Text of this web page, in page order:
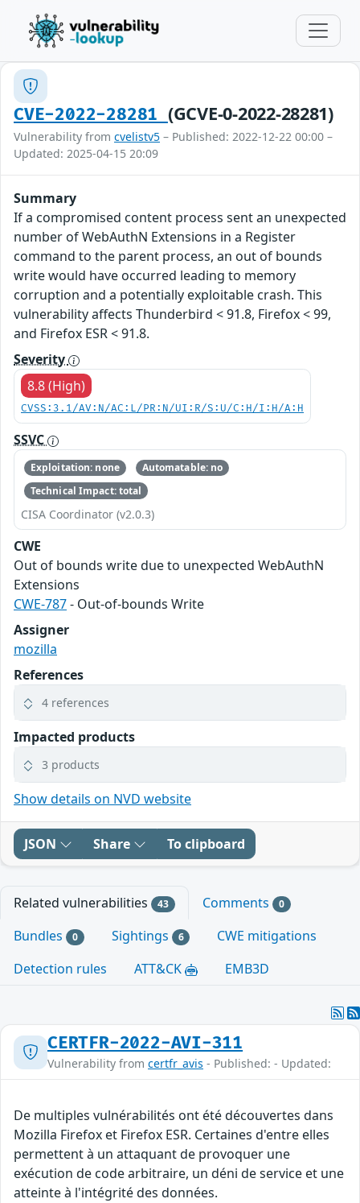
CVE-2022-28281 (GCVE-0-2022-28281)
Vulnerability from cvelistv5 – Published: 2022-12-22 00:00 –
Updated: 2025-04-15 20:09
Summary
If a compromised content process sent an unexpected
number of WebAuthN Extensions in a Register
command to the parent process, an out of bounds
write would have occurred leading to memory
corruption and a potentially exploitable crash. This
vulnerability affects Thunderbird < 91.8, Firefox < 99,
and Firefox ESR < 91.8.
Severity
8.8 (High)
CVSS:3.1/AV:N/AC:L/PR:N/UI:R/S:U/C:H/I:H/A:H
SSVC
Exploitation: none
Automatable: no
Technical Impact: total
CISA Coordinator (v2.0.3)
CWE
Out of bounds write due to unexpected WebAuthN
Extensions
CWE-787- Out-of-bounds Write
Assigner
mozilla
References
4 references
Impacted products
3 products
Show details on NVD website
JSON Share To clipboard
Related vulnerabilities 43 Comments 0
Bundles 0 Sightings 6
CWE mitigations
Detection rules
ATT&CK EMB3D
CERTFR-2022-AVI-311
Vulnerability from certfr_avis - Published: - Updated:
De multiples vulnérabilités ont été découvertes dans
Mozilla Firefox et Firefox ESR. Certaines d'entre elles
permettent à un attaquant de provoquer une
exécution de code arbitraire, un déni de service et une
atteinte à l'intégrité des données.